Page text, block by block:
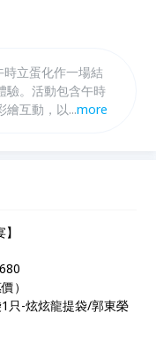
立蛋化作一場結
驗。活動包含午時
繪互動，以及拍賣
...more
）
只-炫炫龍提袋/郭東榮